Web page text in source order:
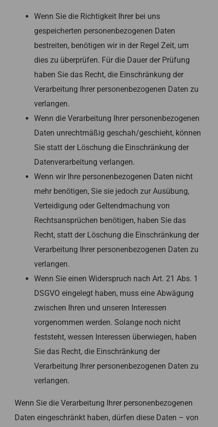
Wenn Sie die Richtigkeit Ihrer bei uns
gespeicherten personenbezogenen Daten
bestreiten, benötigen wir in der Regel Zeit, um
dies zu überprüfen. Für die Dauer der Prüfung
haben Sie das Recht, die Einschränkung der
Verarbeitung Ihrer personenbezogenen Daten zu
verlangen.
Wenn die Verarbeitung Ihrer personenbezogenen
Daten unrechtmäßig geschah/geschieht, können
Sie statt der Löschung die Einschränkung der
Datenverarbeitung verlangen.
Wenn wir Ihre personenbezogenen Daten nicht
mehr benötigen, Sie sie jedoch zur Ausübung,
Verteidigung oder Geltendmachung von
Rechtsansprüchen benötigen, haben Sie das
Recht, statt der Löschung die Einschränkung der
Verarbeitung Ihrer personenbezogenen Daten zu
verlangen.
Wenn Sie einen Widerspruch nach Art. 21 Abs. 1
DSGVO eingelegt haben, muss eine Abwägung
zwischen Ihren und unseren Interessen
vorgenommen werden. Solange noch nicht
feststeht, wessen Interessen überwiegen, haben
Sie das Recht, die Einschränkung der
Verarbeitung Ihrer personenbezogenen Daten zu
verlangen.
Wenn Sie die Verarbeitung Ihrer personenbezogenen
Daten eingeschränkt haben, dürfen diese Daten – von